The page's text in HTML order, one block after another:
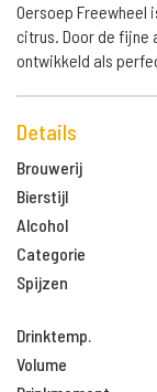
Oersoep Freewheel
citrus. Door de fijne
ontwikkeld als
Details
Brouwerij
Bierstijl
Alcohol
Categorie
Spijzen
Drinktemp.
Volume